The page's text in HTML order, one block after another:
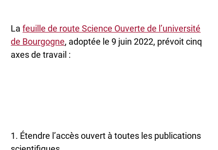
Lafeuille de route Science Ouverte de l’université
de Bourgogne, adoptée le 9 juin 2022, prévoit cinq
axes de travail :
1. Étendre l’accès ouvert à toutes les publications